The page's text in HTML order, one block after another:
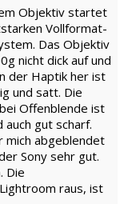
Objektiv startet
Vollformat-
Das Objektiv
nicht dick auf und
der Haptik her ist
und satt. Die
Offenblende ist
gut scharf.
mich abgeblendet
Sony sehr gut.
Die
raus, ist